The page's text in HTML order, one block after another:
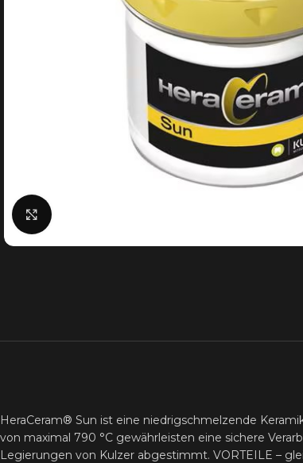
HeraCeram® Sun ist eine niedrigschmelzende
von maximal 790 °C gewährleisten eine sichere
Legierungen von Kulzer abgestimmt. VORTEILE –